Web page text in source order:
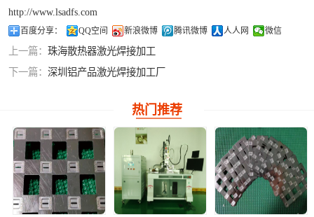
http://www.lsadfs.com
百度分享： QQ空间 新浪微博 腾讯微博 人人网 微信
上一篇： 珠海散热器激光焊接加工
下一篇： 深圳铝产品激光焊接加工厂
热门推荐
铝合金激光焊接
紫铜产品激光焊